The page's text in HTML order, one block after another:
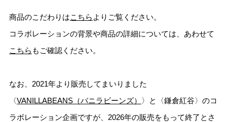
商品のこだわりはこちら よりご覧ください。
コラボレーションの背景や商品の詳細については、あわせて
こちら もご確認ください。
なお、2021年より販売してまいりました
〈VANILLABEANS（バニラビーンズ）
〉と〈鎌倉紅谷〉のコ
ラボレーション企画ですが、2026年の販売をもって終了とさ